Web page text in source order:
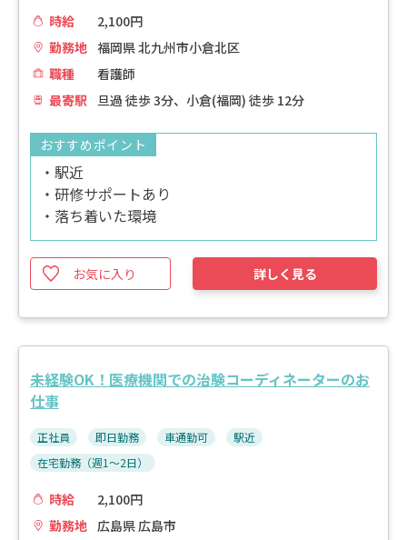
時給
2,100円
勤務地 福岡県 北九州市小倉北区
職種
看護師
最寄駅 旦過 徒歩 3分、小倉(福岡) 徒歩 12分
おすすめポイント
・駅近
・研修サポートあり
・落ち着いた環境
お気に入り 詳しく見る
未経験OK！医療機関での治験コーディネーターのお
仕事
正社員 即日勤務 車通勤可
駅近
在宅勤務（週1～2日）
時給
2,100円
勤務地
広島県 広島市